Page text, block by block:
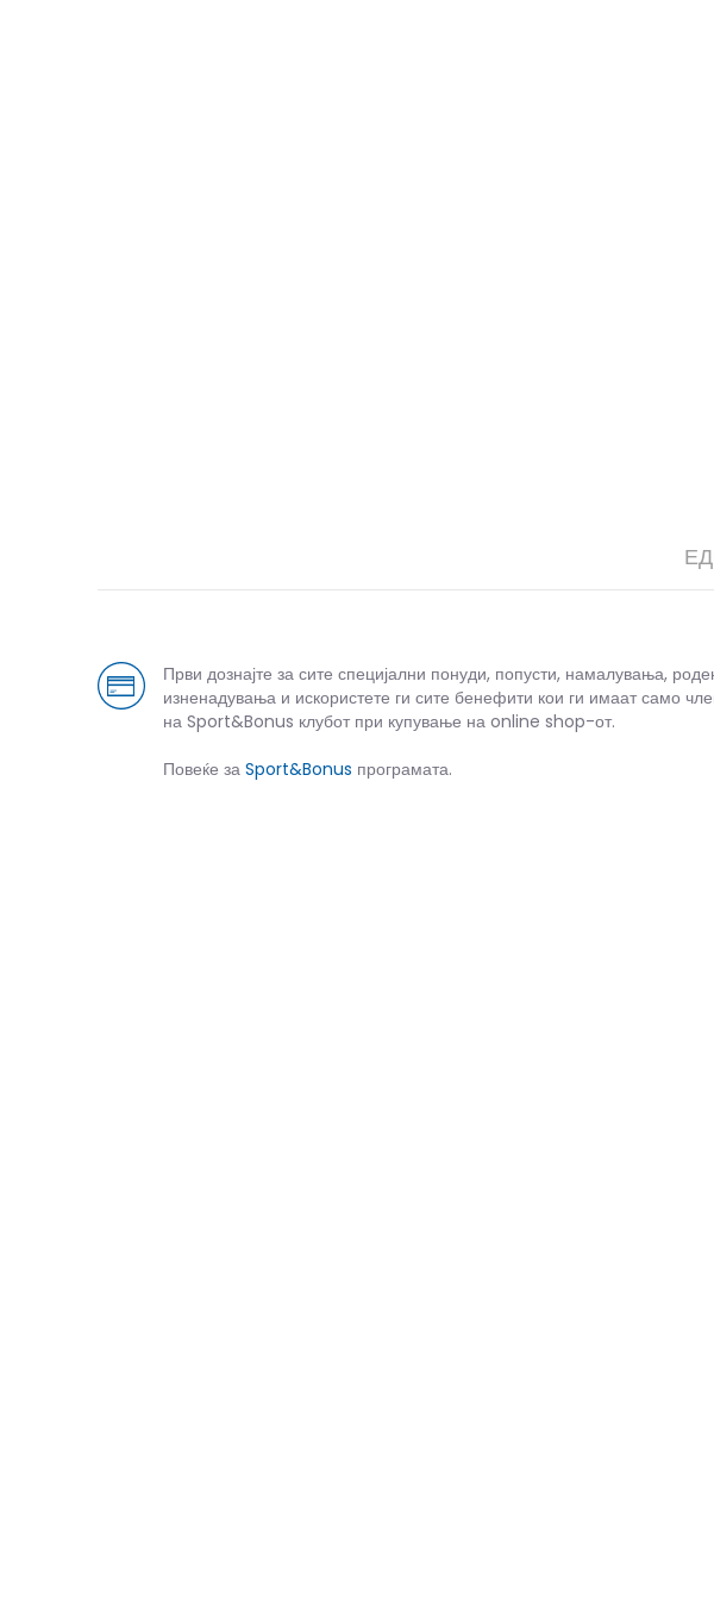
Први дознајте за сите специјални понуди, попусти, намалувања,
изненадувања и искористете ги сите бенефити кои ги имаат само
на Sport&Bonus клубот при купување на online shop-от.
Повеќе за Sport&Bonus програмата.